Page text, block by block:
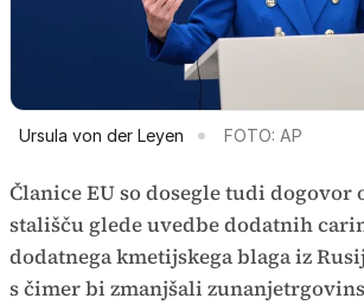
Ursula von der Leyen FOTO: AP
Članice EU so dosegle tudi dogovor
stališču glede uvedbe dodatnih
dodatnega kmetijskega blaga iz
s čimer bi zmanjšali